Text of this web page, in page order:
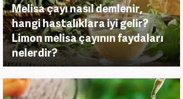
Melisa çayı nasıl demlenir,
hangi hastalıklara iyi gelir?
Limon melisa çayının faydaları
nelerdir?